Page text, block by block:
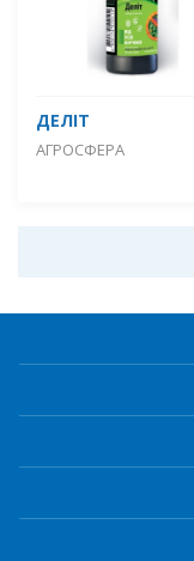
ДЕЛІТ
АГРОСФЕРА